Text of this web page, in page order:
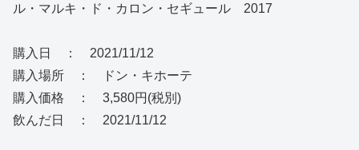
ル・マルキ・ド・カロン・セギュール 2017
購入日 ： 2021/11/12
購入場所 ： ドン・キホーテ
購入価格 ： 3,580円(税別)
飲んだ日 ： 2021/11/12